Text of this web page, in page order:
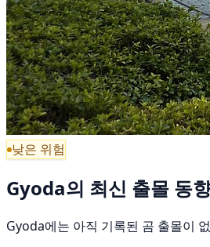
낮은 위험
Gyoda의 최신 출몰 동
Gyoda에는 아직 기록된 곰 출몰이